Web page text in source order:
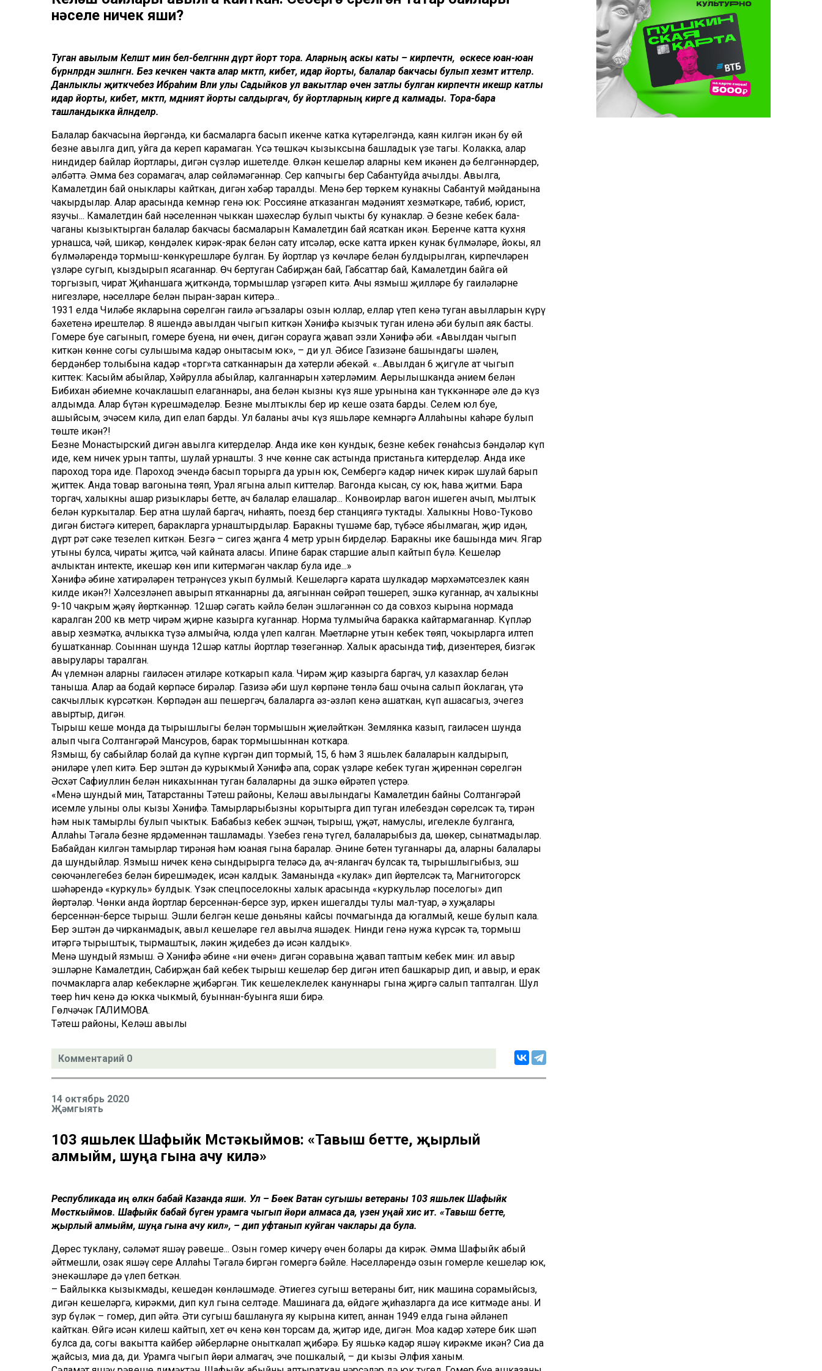
нәселе ничек яши?
Туган авылым Келәштә мин белә-белгәннән дүрт йорт тора. Аларның аскы каты – кирпечтән, ә өскесе юан-юан
бүрә­нәләрдән эшләнгән. Без кечкенә чакта алар мәктәп, кибет, идарә йорты, балалар бакчасы булып хезмәт иттеләр.
Данлык­лы җитәкчебез Ибраһим Вәли улы Садыйков ул вакытлар өчен затлы булган кирпечтән икешәр катлы
идарә йорты, кибет, мәктәп, мәдәният йорты салдыргач, бу йортларның кирәге дә калмады. Тора-бара
ташландыкка әйләнделәр.
Балалар бакчасына йөргәндә, киң бас­маларга басып икенче катка күтәрелгәндә, каян килгән икән бу өй
безнең авылга дип, уйга да кереп карамаган. Үсә төшкәч кызыксына башладык үзе тагы. Колакка, алар
ниндидер байлар йортлары, дигән сүзләр ишетелде. Өлкән кешеләр аларның кем икәнен дә белгәннәрдер,
әлбәттә. Әмма без сорамагач, алар сөйләмәгәннәр. Сер капчыгы бер Сабантуйда ачылды. Авылга,
Камалетдин бай оныклары кайткан, дигән хәбәр таралды. Менә бер төркем кунакны Сабантуй мәйданына
чакырдылар. Алар арасында кемнәр генә юк: Россиянең атказанган мәдәният хезмәткәре, табиб, юрист,
язучы... Камалетдин бай нәселеннән чыккан шәхесләр булып чыкты бу кунаклар. Ә безнең кебек бала-
чаганы кызыктырган балалар бакчасы басмаларын Камалетдин бай ясаткан икән. Беренче катта кухня
урнашса, чәй, шикәр, көндәлек кирәк-ярак белән сату итсәләр, өске катта иркен кунак бүлмәләре, йокы, ял
бүлмәләрендә тормыш-көнкүрешләре булган. Бу йортлар үз көчләре белән булдырылган, кирпечләрен
үзләре сугып, кыздырып ясаганнар. Өч бертуган Сабирҗан бай, Габсаттар бай, Камалетдин байга өй
торгызып, чират Җиһаншага җиткәндә, тормышлар үзгәреп китә. Ачы язмыш җилләре бу гаиләләрне
нигезләре, нәселләре белән пыран-заран китерә...
1931 елда Чиләбе якларына сөрелгән гаилә әгъзалары озын юллар, еллар үтеп кенә туган авылларын күрү
бәхетенә ирештеләр. 8 яшендә авылдан чыгып киткән Хәнифә кызчык туган иленә әби булып аяк басты.
Гомере буе сагынып, гомере буена, ни өчен, дигән сорауга җавап эзли Хәнифә әби. «Авылдан чыгып
киткән көнне соңгы сулышыма кадәр онытасым юк», – ди ул. Әбисе Газизәнең башындагы шәлен,
бердәнбер толыбына кадәр «торг»та сатканнарын да хәтерли әбекәй. «...Авылдан 6 җигүле ат чыгып
киттек: Касыйм абыйлар, Хәйрулла абыйлар, калганнарын хәтерләмим. Аерылышканда әнием белән
Бибихан әбиемнең кочаклашып елаганнары, ана белән кызның күз яше урынына кан түккәннәре әле дә күз
алдымда. Алар бүтән күрешмәделәр. Безне мылтыклы бер ир кеше озата барды. Сеңлем юл буе,
ашыйсым, эчәсем килә, дип елап барды. Ул баланың ачы күз яшьләре кемнәргә Аллаһының каһәре булып
төште икән?!
Безне Монастырский дигән авылга китерделәр. Анда ике көн кундык, безнең кебек гөнаһсыз бәндәләр күп
иде, кем ничек урын тапты, шулай урнашты. 3 нче көнне сак астында пристаньга китерделәр. Анда ике
пароход тора иде. Пароход эчендә басып торырга да урын юк, Сембергә кадәр ничек кирәк шулай барып
җиттек. Анда товар вагонына төяп, Урал ягына алып китте­ләр. Вагонда кысан, су юк, һава җитми. Бара
торгач, халыкның ашар ризыклары бетте, ач балалар елашалар... Конвоирлар вагон ишеген ачып, мылтык
белән куркыталар. Бер атна шулай баргач, ниһаять, поезд бер станциягә туктады. Халыкны Ново-Туково
дигән бистәгә китереп, баракларга урнаш­тырдылар. Баракның түшәме бар, түбәсе ябылмаган, җир идән,
дүрт рәт сәке тезелеп киткән. Безгә – сигез җанга 4 метр урын бирделәр. Баракның ике башында мич. Ягар
утының булса, чиратың җитсә, чәй кайната аласың. Ипине барак старшие алып кайтып бүлә. Кешеләр
ачлыктан интекте, икешәр көн ипи китермәгән чаклар була иде...»
Хәнифә әбинең хатирәләрен тет­рәнүсез укып булмый. Кешеләргә карата шулкадәр мәрхәмәтсезлек каян
килде икән?! Хәлсезләнеп авырып ятканнарны да, аягыннан сөйрәп төшереп, эшкә куганнар, ач халыкны
9-10 чакрым җәяү йөрткәннәр. 12шәр сәгать кәйлә белән эшләгәннән соң да совхоз кырына нормада
каралган 200 кв метр чирәм җирне казырга куганнар. Норма тулмыйча баракка кайтармаганнар. Күп­ләр
авыр хезмәткә, ачлыкка түзә алмыйча, юлда үлеп калган. Мәетләрне утын кебек төяп, чокырларга илтеп
бушатканнар. Соңыннан шунда 12шәр катлы йортлар төзегәннәр. Халык арасында тиф, дизентерея, бизгәк
авырулары таралган.
Ач үлемнән аларның гаиләсен әтиләре коткарып кала. Чирәм җир казырга баргач, ул казахлар белән
таныша. Алар аңа бодай көрпәсе бирәләр. Газизә әби шул көрпәне төнлә баш очына салып йоклаган, үтә
сакчыллык күрсәткән. Көрпәдән аш пешергәч, балаларга әз-әзләп кенә ашаткан, күп ашасагыз, эчегез
авыртыр, дигән.
Тырыш кеше монда да тырышлыгы бе­лән тормышын җиңеләйткән. Землянка казып, гаиләсен шунда
алып чыга Солтангә­рәй Мансуров, барак тормышыннан коткара.
Язмыш, бу сабыйлар болай да күпне күргән дип тормый, 15, 6 һәм 3 яшьлек балаларын калдырып,
әниләре үлеп китә. Бер эштән дә курыкмый Хәнифә апа, соңрак үзләре кебек туган җиреннән сөрелгән
Әсхәт Сафиуллин белән никахыннан туган балаларны да эшкә өйрәтеп үстерә.
«Менә шундый мин, Татарстанның Тәтеш районы, Келәш авылындагы Камалетдин байның Солтангәрәй
исемле улының олы кызы Хәнифә. Тамырларыбызны корытырга дип туган илебездән сөрелсәк тә, тирән
һәм нык тамырлы булып чыктык. Бабабыз кебек эшчән, тырыш, үҗәт, намуслы, игелекле булганга,
Аллаһы Тәгалә безне яр­дәменнән ташламады. Үзебез генә түгел, балаларыбыз да, шөкер, сынатмадылар.
Бабайдан килгән тамырлар тирәнәя һәм юаная гына баралар. Әнинең бөтен туганнары да, аларның балалары
да шундыйлар. Язмыш ничек кенә сындырырга теләсә дә, ач-ялангач булсак та, тырышлыгыбыз, эш
сөючәнлегебез белән бирешмәдек, исән калдык. Заманында «кулак» дип йөртелсәк тә, Магнитогорск
шәһәрендә «куркуль» булдык. Үзәк спецпоселокны халык арасында «куркульләр поселогы» дип
йөртәләр. Чөнки анда йортлар берсеннән-берсе зур, иркен ишегалды тулы мал-туар, ә хуҗалары
берсеннән-берсе тырыш. Эшли белгән кеше ­дөньяның кайсы почмагында да югалмый, кеше булып кала.
Бер эштән дә чирканмадык, авыл кешеләре гел авылча яшәдек. Нинди генә нужа күрсәк тә, тормыш
итәргә тырыштык, тырмаштык, ләкин җидебез дә исән калдык».
Менә шундый язмыш. Ә Хәнифә әбинең «ни өчен» дигән соравына җавап таптым кебек мин: ил авыр
эшләрне Камалетдин, Сабирҗан бай кебек тырыш кешеләр бер дигән итеп башкарыр дип, иң авыр, иң ерак
почмак­ларга алар кебекләрне җибәргән. Тик кешелеклелек кануннары гына җиргә салып тапталган. Шул
төер һич кенә дә юкка чыкмый, буыннан-буынга яши бирә.
Гөлчәчәк ГАЛИМОВА.
Тәтеш районы, Келәш авылы
Комментарий 0
14 октябрь 2020
Җәмгыять
103 яшьлек Шафыйк Мөстәкыймов: «Тавыш бетте, җырлый
алмыйм, шуңа гына ачу килә»
Республикада иң өлкән бабай Казанда яши. Ул – Бөек Ватан сугышы ветераны 103 яшьлек Шафыйк
Мөстәкыймов. Шафыйк бабай бүген урамга чыгып йөри алмаса да, үзен уңай хис итә. «Тавыш бетте,
җырлый алмыйм, шуңа гына ачу килә», – дип уфтанып куйган чаклары да була.
Дөрес туклану, сәләмәт яшәү рәвеше... Озын гомер кичерү өчен болары да кирәк. Әмма Шафыйк абый
әйтмешли, озак яшәү сере Аллаһы Тәгалә биргән гомергә бәйле. Нәселләрендә озын гомерле кешеләр юк,
энекәшләре дә үлеп беткән.
– Байлыкка кызыкмады, кешедән көнләшмәде. Әтиегез сугыш ветераны бит, ник машина сорамыйсыз,
дигән кешеләргә, кирәкми, дип кул гына селтәде. Машинага да, өйдәге җиһазларга да исе китмәде аның. Иң
зур бүләк – гомер, дип әйтә. Әти сугыш башлануга яу кырына китеп, аннан 1949 елда гына әйләнеп
кайткан. Өйгә исән килеш кайтып, хет өч кенә көн торсам да, җитәр иде, дигән. Моңа кадәр хәтере бик шәп
булса да, соңгы вакытта кайбер әйберләрне оныткалап җибәрә. Бу яшькә кадәр яшәү кирәкме икән? Сиңа да
җайсыз, миңа да, ди. Урамга чыгып йөри алмагач, эче пошкалый, – ди кызы Әлфия ханым.